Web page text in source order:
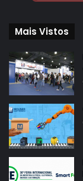
Mais Vistos